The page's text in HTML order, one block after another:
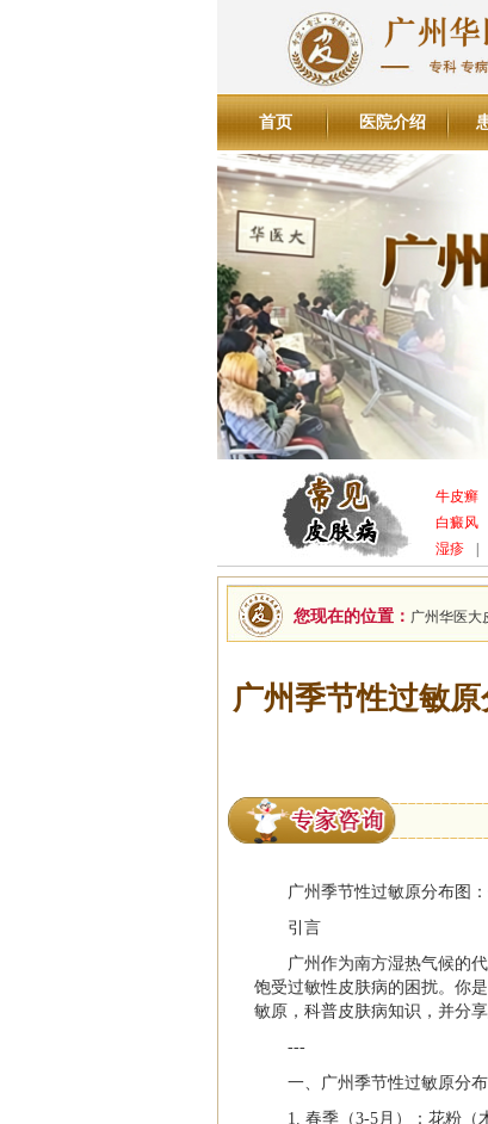
首页 医院介绍
牛皮癣
白癜风
湿疹
您现在的位置： 广州华医大
广州季节性过敏
广州季节性过敏原分布图
引言
广州作为南方湿热气候的
饱受过敏性皮肤病的困扰。你
敏原，科普皮肤病知识，并分
---
一、广州季节性过敏原分布
1. 春季（3-5月）：花粉（